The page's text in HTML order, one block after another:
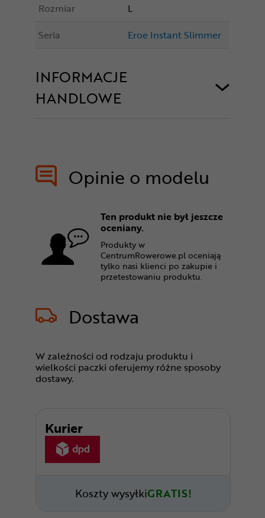
Rozmiar
L
Seria
Eroe Instant Slimmer
INFORMACJE
HANDLOWE
Opinie o modelu
Ten produkt nie był jeszcze
oceniany.
Produkty w
CentrumRowerowe.pl oceniają
tylko nasi klienci po zakupie i
przetestowaniu produktu.
Dostawa
W zależności od rodzaju produktu i
wielkości paczki oferujemy różne sposoby
dostawy.
Kurier
Koszty wysyłkiGRATIS!